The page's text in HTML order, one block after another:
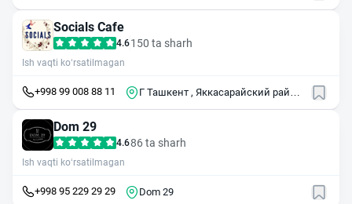
Socials Cafe
4.6150 ta sharh
Ish vaqti ko‘rsatilmagan
+998 99 008 88 11
Г Ташкент , Яккасарайский район
Dom 29
4.686 ta sharh
Ish vaqti ko‘rsatilmagan
+998 95 229 29 29 Dom 29